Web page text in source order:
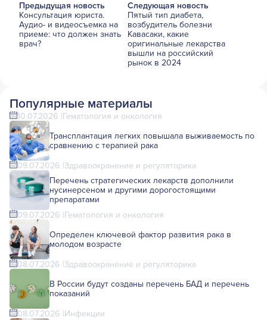
Предыдущая новость
Консультация юриста.
Аудио- и видеосъемка на
приеме: что должен знать
врач?
Следующая новость
Пятый тип диабета,
возбудитель болезни
Кавасаки, какие
оригинальные лекарства
вышли на российский
рынок в 2024
Популярные материалы
10.07.2026 Гематология и онкология
Трансплантация легких повышала выживаемость по
сравнению с терапией рака
09.07.2026 Здравоохранение и регуляторика
Перечень стратегических лекарств дополнили
нусинерсеном и другими дорогостоящими
препаратами
09.07.2026 Гематология и онкология
Определен ключевой фактор развития рака в
молодом возрасте
08.07.2026 Здравоохранение и регуляторика
В России будут созданы перечень БАД и перечень
показаний
08.07.2026 Инфекции